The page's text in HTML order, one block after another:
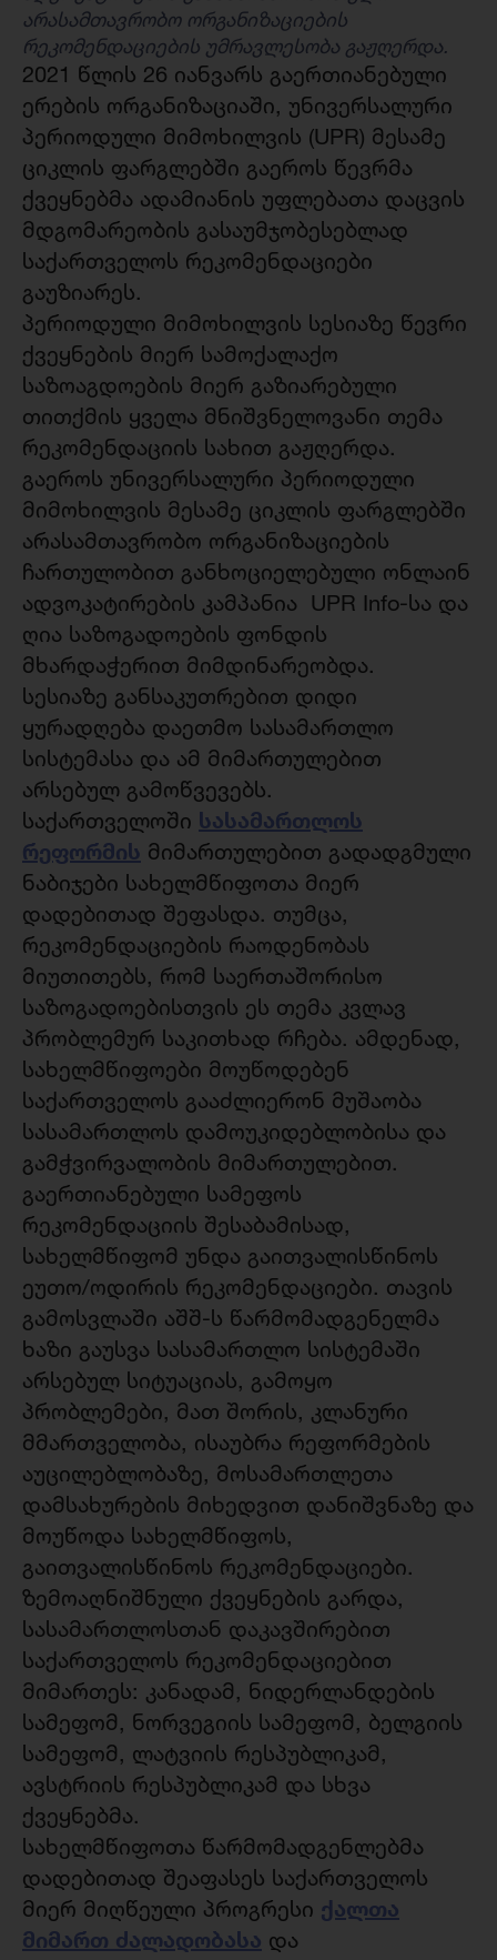
არასამთავრობო ორგანიზაციების
რეკომენდაციების უმრავლესობა გაჟღერდა.
2021 წლის 26 იანვარს გაერთიანებული
ერების ორგანიზაციაში, უნივერსალური
პერიოდული მიმოხილვის (UPR) მესამე
ციკლის ფარგლებში გაეროს წევრმა
ქვეყნებმა ადამიანის უფლებათა დაცვის
მდგომარეობის გასაუმჯობესებლად
საქართველოს რეკომენდაციები
გაუზიარეს.
პერიოდული მიმოხილვის სესიაზე წევრი
ქვეყნების მიერ სამოქალაქო
საზოაგდოების მიერ გაზიარებული
თითქმის ყველა მნიშვნელოვანი თემა
რეკომენდაციის სახით გაჟღერდა.
გაეროს უნივერსალური პერიოდული
მიმოხილვის მესამე ციკლის ფარგლებში
არასამთავრობო ორგანიზაციების
ჩართულობით განხოციელებული ონლაინ
ადვოკატირების კამპანია UPR Info-სა და
ღია საზოგადოების ფონდის
მხარდაჭერით მიმდინარეობდა.
სესიაზე განსაკუთრებით დიდი
ყურადღება დაეთმო სასამართლო
სისტემასა და ამ მიმართულებით
არსებულ გამოწვევებს.
საქართველოში სასამართლოს
რეფორმის მიმართულებით გადადგმული
ნაბიჯები სახელმწიფოთა მიერ
დადებითად შეფასდა. თუმცა,
რეკომენდაციების რაოდენობას
მიუთითებს, რომ საერთაშორისო
საზოგადოებისთვის ეს თემა კვლავ
პრობლემურ საკითხად რჩება. ამდენად,
სახელმწიფოები მოუწოდებენ
საქართველოს გააძლიერონ მუშაობა
სასამართლოს დამოუკიდებლობისა და
გამჭვირვალობის მიმართულებით.
გაერთიანებული სამეფოს
რეკომენდაციის შესაბამისად,
სახელმწიფომ უნდა გაითვალისწინოს
ეუთო/ოდირის რეკომენდაციები. თავის
გამოსვლაში აშშ-ს წარმომადგენელმა
ხაზი გაუსვა სასამართლო სისტემაში
არსებულ სიტუაციას, გამოყო
პრობლემები, მათ შორის, კლანური
მმართველობა, ისაუბრა რეფორმების
აუცილებლობაზე, მოსამართლეთა
დამსახურების მიხედვით დანიშვნაზე და
მოუწოდა სახელმწიფოს,
გაითვალისწინოს რეკომენდაციები.
ზემოაღნიშნული ქვეყნების გარდა,
სასამართლოსთან დაკავშირებით
საქართველოს რეკომენდაციებით
მიმართეს: კანადამ, ნიდერლანდების
სამეფომ, ნორვეგიის სამეფომ, ბელგიის
სამეფომ, ლატვიის რესპუბლიკამ,
ავსტრიის რესპუბლიკამ და სხვა
ქვეყნებმა.
სახელმწიფოთა წარმომადგენლებმა
დადებითად შეაფასეს საქართველოს
მიერ მიღწეული პროგრესი ქალთა
მიმართ ძალადობასა და